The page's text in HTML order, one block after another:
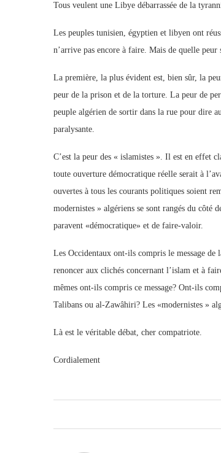
Tous veulent une Libye débarrassée de la
Les peuples tunisien, égyptien et libyen ont
n’arrive pas encore à faire. Mais de quelle
La première, la plus évident est, bien sûr, la
peur de la prison et de la torture. La peur de
peuple algérien de sortir dans la rue pour dire
paralysante.
C’est la peur des « islamistes ». Il est en effet
toute ouverture démocratique réelle serait à
ouvertes à tous les courants politiques soient
modernistes » algériens se sont rangés du côté
paravent «démocratique» et de faire-valoir.
Les Occidentaux ont-ils compris le message
renoncer aux clichés concernant l’islam et à
mêmes ont-ils compris ce message? Ont-ils
Talibans ou al-Zawâhiri? Les «modernistes »
Là est le véritable débat, cher compatriote.
Cordialement